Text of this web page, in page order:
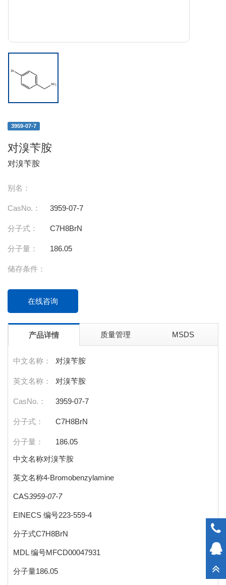
3959-07-7
对溴苄胺
对溴苄胺
别名：
CasNo.： 3959-07-7
分子式： C7H8BrN
分子量： 186.05
储存条件：
在线咨询
产品详情 质量管理 MSDS
中文名称： 对溴苄胺
英文名称： 对溴苄胺
CasNo.： 3959-07-7
分子式： C7H8BrN
分子量：
186.05
中文名称对溴苄胺
英文名称4-Bromobenzylamine
CAS3959-07-7
EINECS 编号223-559-4
分子式C7H8BrN
MDL 编号MFCD00047931
分子量186.05